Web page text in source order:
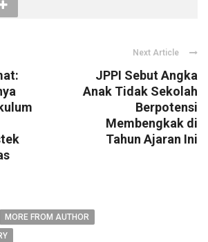
Next Article
JPPI Sebut Angka
Anak Tidak Sekolah
Berpotensi
Membengkak di
Tahun Ajaran Ini
MORE FROM AUTHOR